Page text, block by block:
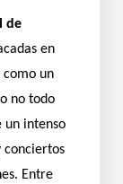
de
en
como un
no todo
un intenso
conciertos
Entre